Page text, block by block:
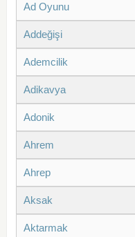
Ad Oyunu
Addeğişi
Ademcilik
Adikavya
Adonik
Ahrem
Ahrep
Aksak
Aktarmak